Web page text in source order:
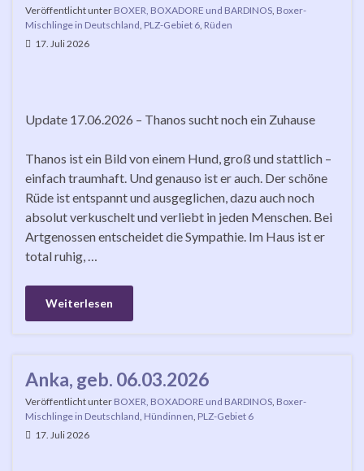
Veröffentlicht unter BOXER, BOXADORE und BARDINOS Boxer-
Mischlinge in Deutschland PLZ-Gebiet 6 Rüden
17. Juli 2026
Update 17.06.2026 – Thanos sucht noch ein Zuhause
Thanos ist ein Bild von einem Hund, groß und stattlich –
einfach traumhaft. Und genauso ist er auch. Der schöne
Rüde ist entspannt und ausgeglichen, dazu auch noch
absolut verkuschelt und verliebt in jeden Menschen. Bei
Artgenossen entscheidet die Sympathie. Im Haus ist er
total ruhig, …
Weiterlesen
Anka, geb. 06.03.2026
Veröffentlicht unter BOXER, BOXADORE und BARDINOS Boxer-
Mischlinge in Deutschland Hündinnen PLZ-Gebiet 6
17. Juli 2026